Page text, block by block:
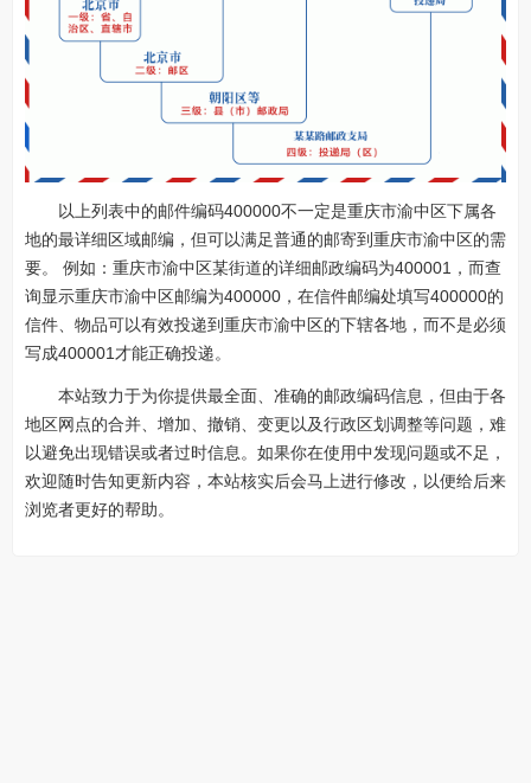
以上列表中的邮件编码400000不一定是重庆市渝中区下属各
地的最详细区域邮编，但可以满足普通的邮寄到重庆市渝中区的需
要。 例如：重庆市渝中区某街道的详细邮政编码为400001，而查
询显示重庆市渝中区邮编为400000，在信件邮编处填写400000的
信件、物品可以有效投递到重庆市渝中区的下辖各地，而不是必须
写成400001才能正确投递。
本站致力于为你提供最全面、准确的邮政编码信息，但由于各
地区网点的合并、增加、撤销、变更以及行政区划调整等问题，难
以避免出现错误或者过时信息。如果你在使用中发现问题或不足，
欢迎随时告知更新内容，本站核实后会马上进行修改，以便给后来
浏览者更好的帮助。